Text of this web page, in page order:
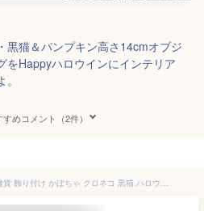
黒猫＆パンプキン高さ14cmオブジ
をHappyハロウインにインテリア
めコメント（2件）
ハロウィン 猫の置物 黒猫 雑貨 飾り付け かぼちゃ クロネコ 黒猫 ハロウィングッズ ハロウィーン Halloween ネコ ねこ インテリア オーナメント 飾りつけ おしゃれな かわいい 屋外 屋外用 庭 ガーデン ガーデニング 小物 装飾 玄関 陶器 モダン 小さい 子供部屋